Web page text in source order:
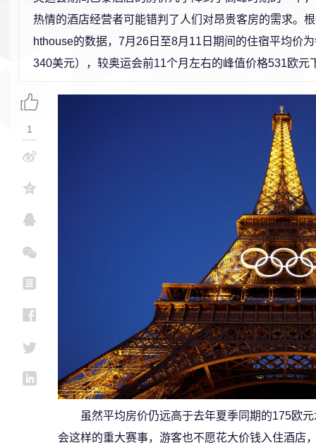
热情的酒店经营者可能错判了人们对昂贵客房的需求。
hthouse的数据，7月26日至8月11日期间的住宿平均价
340美元），较奥运会前11个月左右的峰值价格531欧元
虽然平均房价仍远高于去年夏季同期的175欧
会这样的重大赛事，游客也不愿花大价钱入住酒店
1